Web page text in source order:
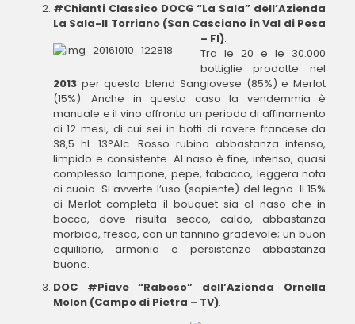
#Chianti Classico DOCG “La Sala” dell’Azienda
La Sala-Il Torriano (San Casciano in Val di Pesa
– FI).
Tra le 20 e le 30.000
bottiglie prodotte nel
2013per questo blend Sangiovese (85%) e Merlot
(15%). Anche in questo caso la vendemmia è
manuale e il vino affronta un periodo di affinamento
di 12 mesi, di cui sei in botti di rovere francese da
38,5 hl. 13°Alc. Rosso rubino abbastanza intenso,
limpido e consistente. Al naso è fine, intenso, quasi
complesso: lampone, pepe, tabacco, leggera nota
di cuoio. Si avverte l’uso (sapiente) del legno. Il 15%
di Merlot completa il bouquet sia al naso che in
bocca, dove risulta secco, caldo, abbastanza
morbido, fresco, con un tannino gradevole; un buon
equilibrio, armonia e persistenza abbastanza
buone.
DOC #Piave “Raboso” dell’Azienda Ornella
Molon (Campo di Pietra – TV).